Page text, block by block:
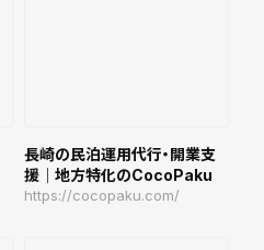
長崎の民泊運用代行・開業支
援｜地方特化のCocoPaku
https://cocopaku.com/